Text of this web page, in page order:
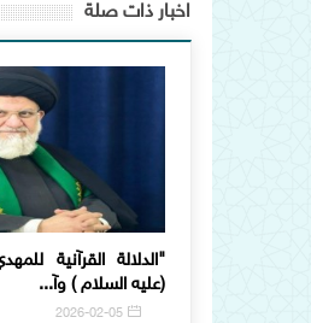
اخبار ذات صلة
"الدلالة القرآنية
(عليه السلام ) وآ...
2026-02-05